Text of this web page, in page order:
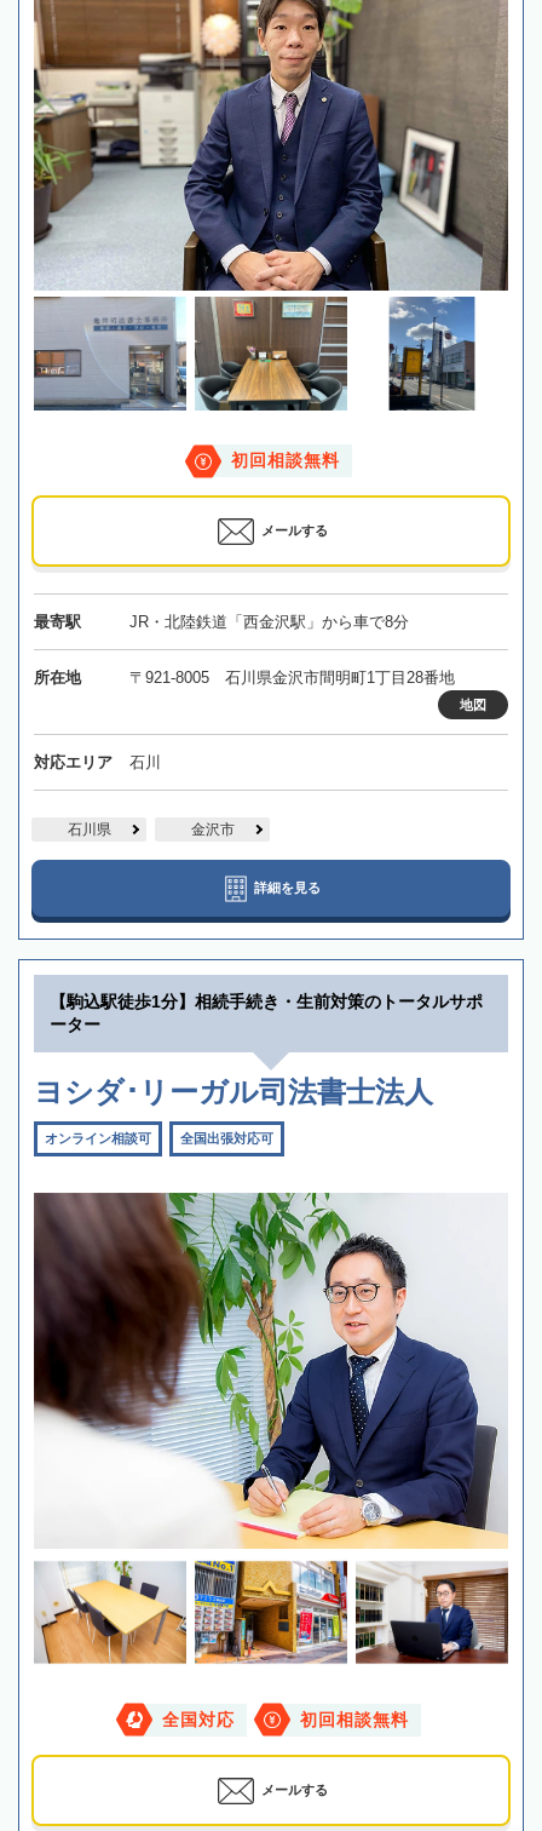
初回相談無料
メールする
最寄駅 JR・北陸鉄道「西金沢駅」から車で8分
所在地 〒921-8005 石川県金沢市間明町1丁目28番地
地図
対応エリア 石川
石川県 金沢市
詳細を見る
【駒込駅徒歩1分】相続手続き・生前対策のトータルサポ
ーター
ヨシダ･リーガル司法書士法人
オンライン相談可 全国出張対応可
全国対応 初回相談無料
メールする